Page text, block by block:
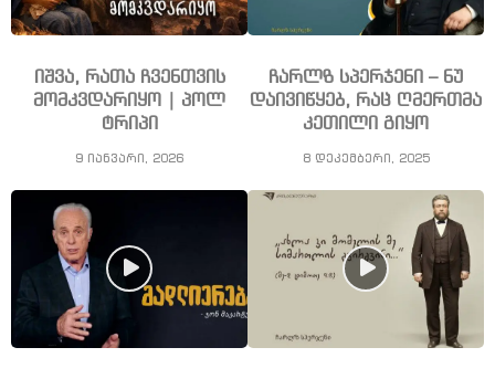
იშვა, რათა ჩვენთვის
მომკვდარიყო | პოლ
ტრიპი
9 იანვარი, 2026
ჩარლზ სპერჯენი – ნუ
დაივიწყებ, რაც ღმერთმა
კეთილი გიყო
8 დეკემბერი, 2025